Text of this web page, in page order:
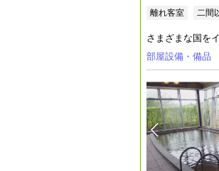
離れ客室
二間
さまざまな国を
部屋設備・備品